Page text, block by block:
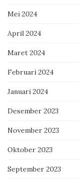
Mei 2024
April 2024
Maret 2024
Februari 2024
Januari 2024
Desember 2023
November 2023
Oktober 2023
September 2023